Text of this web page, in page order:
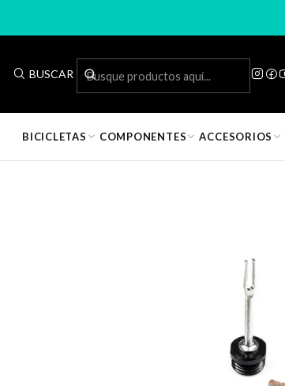
BUSCAR
BICICLETAS COMPONENTES ACCESORIOS